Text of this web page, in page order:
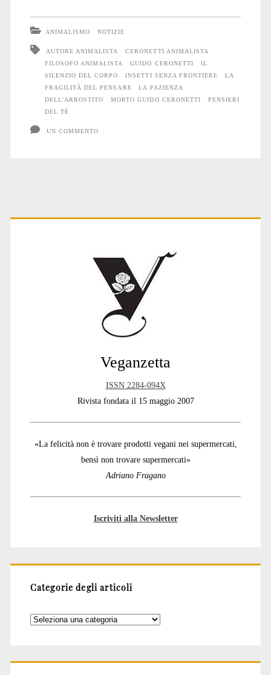
scomodo
ANIMALISMO NOTIZIE
AUTORE ANIMALISTA
CERONETTI ANIMALISTA
FILOSOFO ANIMALISTA
GUIDO CERONETTI
IL
SILENZIO DEL CORPO
INSETTI SENZA FRONTIERE
LA
FRAGILITÀ DEL PENSARE
LA PAZIENZA
DELL'ARROSTITO
MORTO GUIDO CERONETTI
PENSIERI
DEL TÈ
UN COMMENTO
Primary
Veganzetta
ISSN 2284-094X
Rivista fondata il 15 maggio 2007
«La felicità non è trovare prodotti vegani nei supermercati,
bensì non trovare supermercati»
Adriano Fragano
Iscriviti alla Newsletter
Categorie degli articoli
Categorie